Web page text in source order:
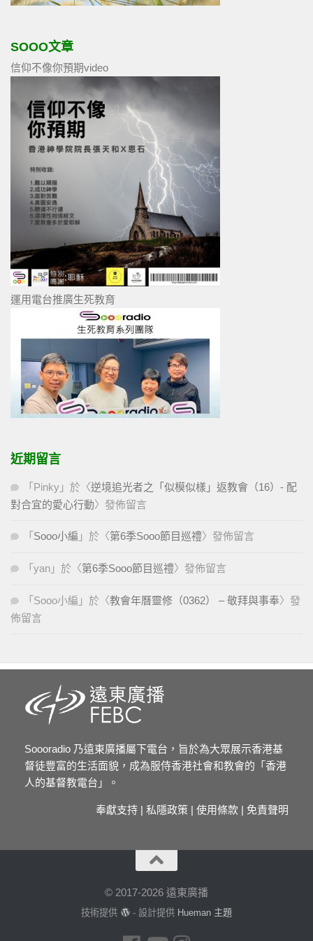
SOOO文章
信仰不像你預期video
運用電台推廣生死教育
近期留言
「 Pinky 」於〈逆境追光者之「似模似樣」返教會（16）- 配
對合宜的愛心行動〉發佈留言
「 Sooo小編 」於〈第6季Sooo節目巡禮〉發佈留言
「 yan 」於〈第6季Sooo節目巡禮〉發佈留言
「 Sooo小編 」於〈教會年曆靈修（0362） – 敬拜與事奉〉發
佈留言
Soooradio 乃遠東廣播屬下電台，旨於為大眾展示香港基
督徒豐富的生活面貌，成為服侍香港社會和教會的「香港
人的基督教電台」。
奉獻支持 | 私隱政策 | 使用條款 | 免責聲明
© 2017-2026 遠東廣播
技術提供 - 設計提供 Hueman 主題